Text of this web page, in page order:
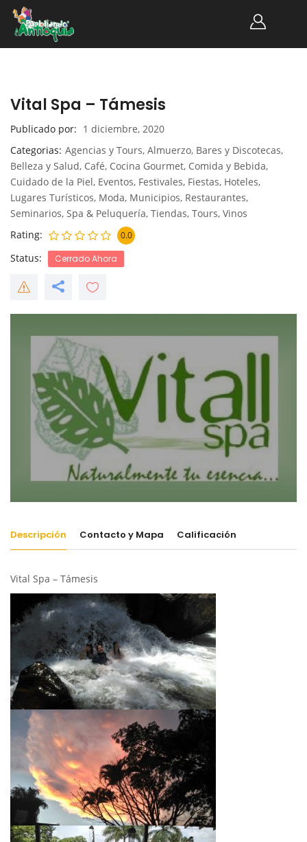
Vital Spa – Támesis
Publicado por
1 diciembre, 2020
Categorias Agencias y Tours, Almuerzo, Bares y Discotecas,
Belleza y Salud, Café, Cocina Gourmet, Comida y Bebida,
Cuidado de la Piel, Eventos, Festivales, Fiestas, Hoteles,
Lugares Turísticos, Moda, Municipios, Restaurantes,
Seminarios, Spa & Peluquería, Tiendas, Tours, Vinos
Rating
0.0
Status Cerrado Ahora
Descripción Contacto y Mapa Calificación
Vital Spa – Támesis